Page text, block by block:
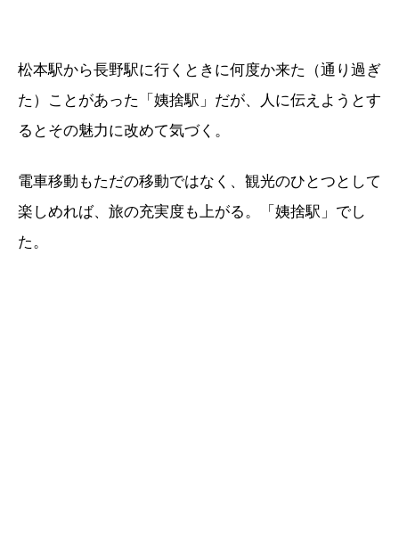
松本駅から長野駅に行くときに何度か来た（通り過ぎ
た）ことがあった「姨捨駅」だが、人に伝えようとす
るとその魅力に改めて気づく。
電車移動もただの移動ではなく、観光のひとつとして
楽しめれば、旅の充実度も上がる。「姨捨駅」でし
た。